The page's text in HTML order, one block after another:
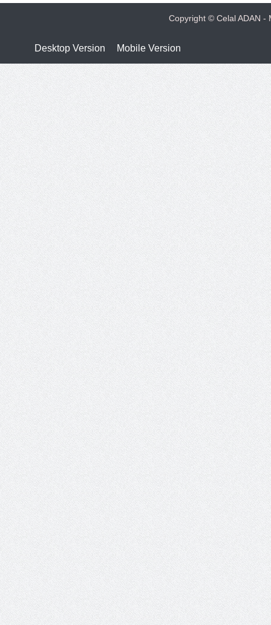
Copyright © Celal ADAN -
Desktop Version Mobile Version